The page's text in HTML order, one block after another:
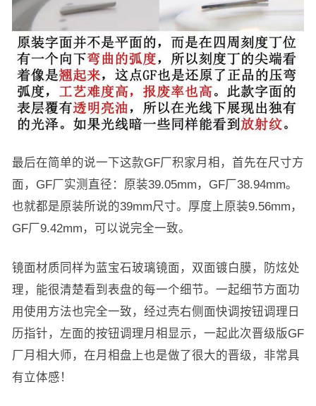
最后在简单的说一下这款GF厂积家月相，首先在尺寸方
面，GF厂实测直径：原装39.05mm，GF厂38.94mm。
也就都是原装所说的39mm尺寸。厚度上原装9.56mm，
GF厂9.42mm，可以说完全一致。
镜面材质同样为蓝宝石玻璃镜面，双面镀白膜，防炫处
理，能很清楚看到表盘的每一个细节。一起细节方面功
用使用方法也完全一致，经过壳右侧面快调按钮调理日
历指针，左面的按钮调理月相显示，一起此次晋级版GF
厂月相大师，在月相盘上也是做了很大的晋级，非常具
有立体感！